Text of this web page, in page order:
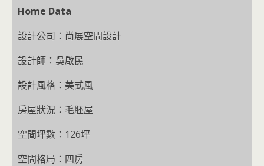
Home Data
設計公司：尚展空間設計
設計師：吳啟民
設計風格：美式風
房屋狀況：毛胚屋
空間坪數：126坪
空間格局：四房